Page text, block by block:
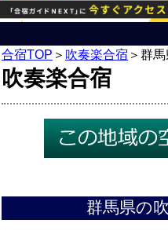
合宿TOP ＞ 吹奏楽合宿 ＞ 群馬
吹奏楽合宿
群馬県の